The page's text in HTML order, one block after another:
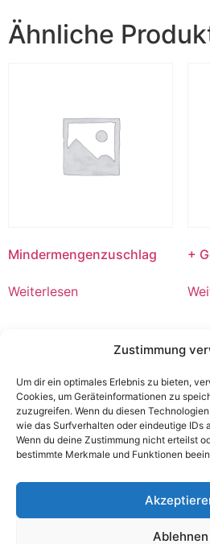
Zustimmung
Um dir ein optimales Erlebnis zu bieten,
Cookies, um Geräteinformationen zu
zuzugreifen. Wenn du diesen
wie das Surfverhalten oder eindeutige IDs
Wenn du deine Zustimmung nicht erteilst
bestimmte Merkmale und Funktionen
Ablehnen
Ähnliche
Mindermengenzuschlag
Weiterlesen
+
*2